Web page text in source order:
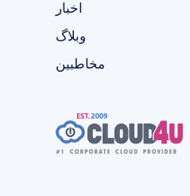
اخبار
وبلاگ
مخاطبین